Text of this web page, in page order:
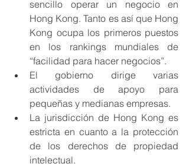
sencillo operar un negocio en
Hong Kong. Tanto es así que Hong
Kong ocupa los primeros puestos
en los rankings mundiales de
“facilidad para hacer negocios”.
El gobierno dirige varias
actividades de apoyo para
pequeñas y medianas empresas.
La jurisdicción de Hong Kong es
estricta en cuanto a la protección
de los derechos de propiedad
intelectual.